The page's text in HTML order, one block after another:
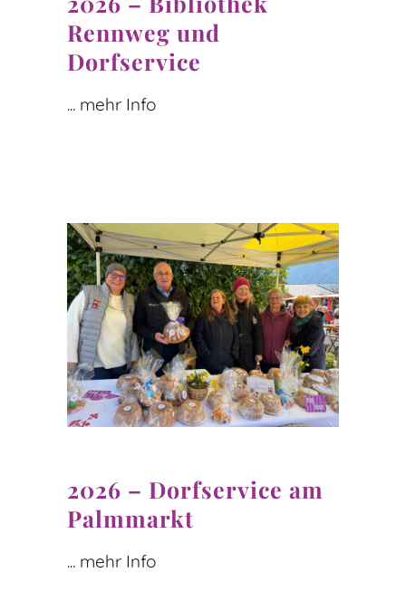
Rennweg und
Dorfservice
... mehr Info
2026 – Dorfservice am
Palmmarkt
... mehr Info